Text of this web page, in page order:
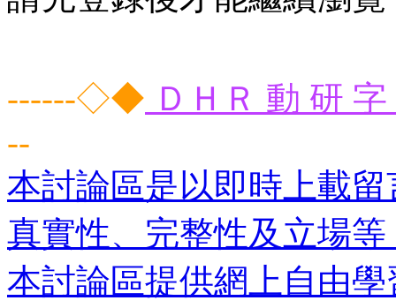
------◇◆ ＤＨＲ 動 研
--
本討論區是以即時上載
真實性、完整性及立場
本討論區提供網上自由